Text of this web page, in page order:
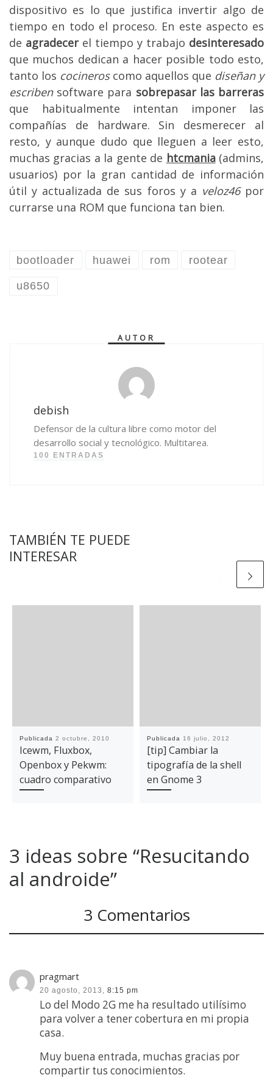
dispositivo es lo que justifica invertir algo de
tiempo en todo el proceso. En este aspecto es
de agradecerel tiempo y trabajo desinteresado
que muchos dedican a hacer posible todo esto,
tanto los cocineroscomo aquellos que diseñan y
escribensoftware para sobrepasar las barreras
que habitualmente intentan imponer las
compañías de hardware. Sin desmerecer al
resto, y aunque dudo que lleguen a leer esto,
muchas gracias a la gente de htcmania(admins,
usuarios) por la gran cantidad de información
útil y actualizada de sus foros y a veloz46por
currarse una ROM que funciona tan bien.
bootloader huawei rom rootear
u8650
AUTOR
debish
Defensor de la cultura libre como motor del
desarrollo social y tecnológico. Multitarea.
100 ENTRADAS
TAMBIÉN TE PUEDE
INTERESAR
Publicada 2 octubre, 2010
Icewm, Fluxbox,
Openbox y Pekwm:
cuadro comparativo
Publicada 16 julio, 2012
[tip] Cambiar la
tipografía de la shell
en Gnome 3
3 ideas sobre “Resucitando
al androide”
3 Comentarios
pragmart
20 agosto, 2013, 8:15 pm
Lo del Modo 2G me ha resultado utilísimo
para volver a tener cobertura en mi propia
casa.
Muy buena entrada, muchas gracias por
compartir tus conocimientos.